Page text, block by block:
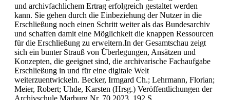
und archivfachlichem Ertrag erfolgreich gestaltet werden
kann. Sie gehen durch die Einbeziehung der Nutzer in die
Erschließung noch einen Schritt weiter als das Bundesarchiv
und schaffen damit eine Möglichkeit die knappen Ressourcen
für die Erschließung zu erweitern.In der Gesamtschau zeigt
sich ein bunter Strauß von Überlegungen, Ansätzen und
Konzepten, die geeignet sind, die archivarische Fachaufgabe
Erschließung in und für eine digitale Welt
weiterzuentwickeln. Becker, Irmgard Ch.; Lehrmann, Florian;
Meier, Robert; Uhde, Karsten (Hrsg.) Veröffentlichungen der